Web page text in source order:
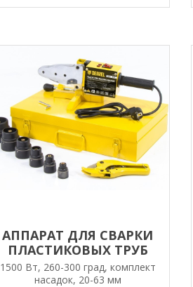
АППАРАТ ДЛЯ СВАРКИ
ПЛАСТИКОВЫХ ТРУБ
DENZEL DWP-1500
1500 Вт, 260-300 град, комплект
насадок, 20-63 мм